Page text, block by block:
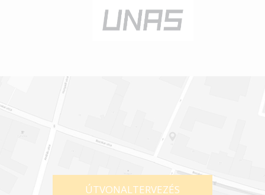
ÚTVONALTERVEZÉS